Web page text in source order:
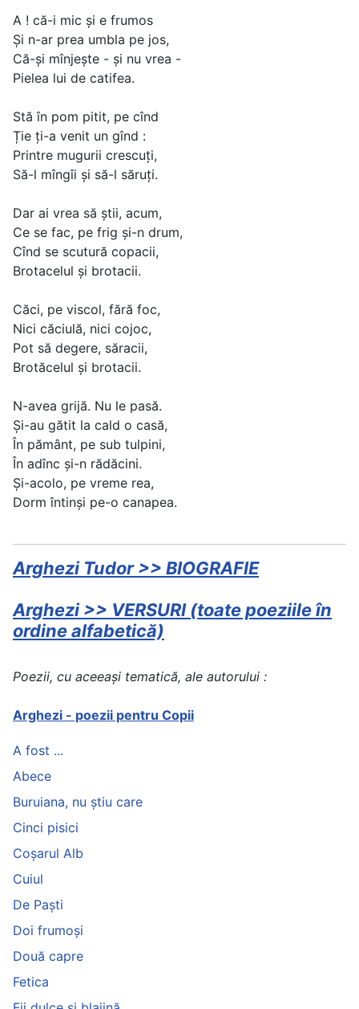
A ! că-i mic şi e frumos
Şi n-ar prea umbla pe jos,
Că-şi mînjeşte - şi nu vrea -
Pielea lui de catifea.
Stă în pom pitit, pe cînd
Ție ţi-a venit un gînd :
Printre mugurii crescuţi,
Să-l mîngîi şi să-l săruţi.
Dar ai vrea să ştii, acum,
Ce se fac, pe frig şi-n drum,
Cînd se scutură copacii,
Brotacelul şi brotacii.
Căci, pe viscol, fără foc,
Nici căciulă, nici cojoc,
Pot să degere, săracii,
Brotăcelul şi brotacii.
N-avea grijă. Nu le pasă.
Şi-au gătit la cald o casă,
În pământ, pe sub tulpini,
În adînc şi-n rădăcini.
Şi-acolo, pe vreme rea,
Dorm întinşi pe-o canapea.
Arghezi Tudor >> BIOGRAFIE
Arghezi >> VERSURI (toate poeziile în
ordine alfabetică)
Poezii, cu aceeași tematică, ale autorului :
Arghezi - poezii pentru Copii
A fost ...
Abece
Buruiana, nu știu care
Cinci pisici
Coșarul Alb
Cuiul
De Paști
Doi frumoși
Două capre
Fetica